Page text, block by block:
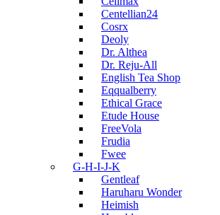
Centellian24
Cosrx
Deoly
Dr. Althea
Dr. Reju-All
English Tea Shop
Eqqualberry
Ethical Grace
Etude House
FreeVola
Frudia
Fwee
G-H-I-J-K
Gentleaf
Haruharu Wonder
Heimish